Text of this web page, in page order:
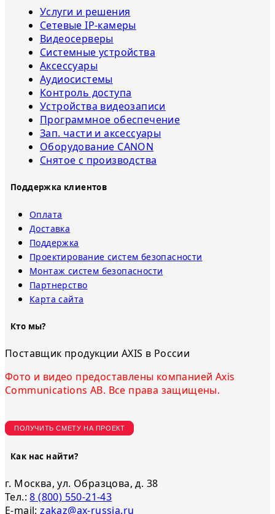
Услуги и решения
Сетевые IP-камеры
Видеосерверы
Системные устройства
Аксессуары
Аудиосистемы
Контроль доступа
Устройства видеозаписи
Программное обеспечение
Зап. части и аксессуары
Оборудование CANON
Снятое с прoизвoдства
Поддержка клиентов
Оплата
Доставка
Поддержка
Проектирование систем безопасности
Монтаж систем безопасности
Партнерство
Карта сайта
Кто мы?
Поставщик продукции AXIS в России
Фото и видео предоставлены компанией Axis
Communications AB. Все права защищены.
ПОЛУЧИТЬ СМЕТУ НА ПРОЕКТ
Как нас найти?
г. Москва, ул. Образцова, д. 38
Тел.:8 (800) 550-21-43
E-mail:zakaz@ax-russia.ru